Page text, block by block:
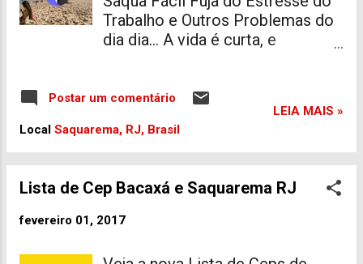
Trabalho e Outros Problemas do
dia dia... A vida é curta, e
hora só pra Relaxar de vez em
quando. O mar aqui em nossa
cidade é um belo local para
relaxar e sair do estresse. Por
passeio para tratar desse mal, e
não é só a Praia que pode ajudar,
belíssimos em nossa Região, qui
Postar um comentário
Local Saquarema, RJ, Brasil
LEIA MAIS »
Lista de Cep Bacaxá e Saquarema RJ
fevereiro 01, 2017